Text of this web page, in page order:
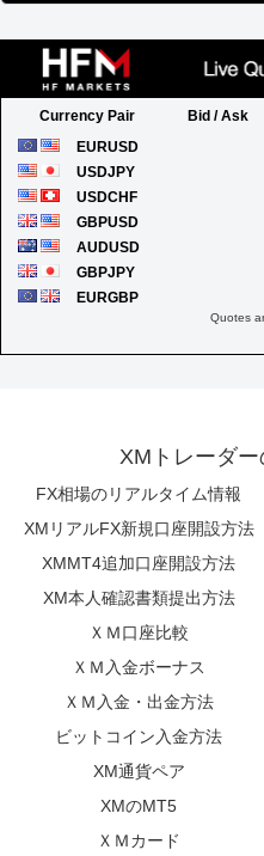
XMトレーダ
FX相場のリアルタイム情報
XMリアルFX新規口座開設方法
XMMT4追加口座開設方法
XM本人確認書類提出方法
ＸＭ口座比較
ＸＭ入金ボーナス
ＸＭ入金・出金方法
ビットコイン入金方法
XM通貨ペア
XMのMT5
ＸＭカード